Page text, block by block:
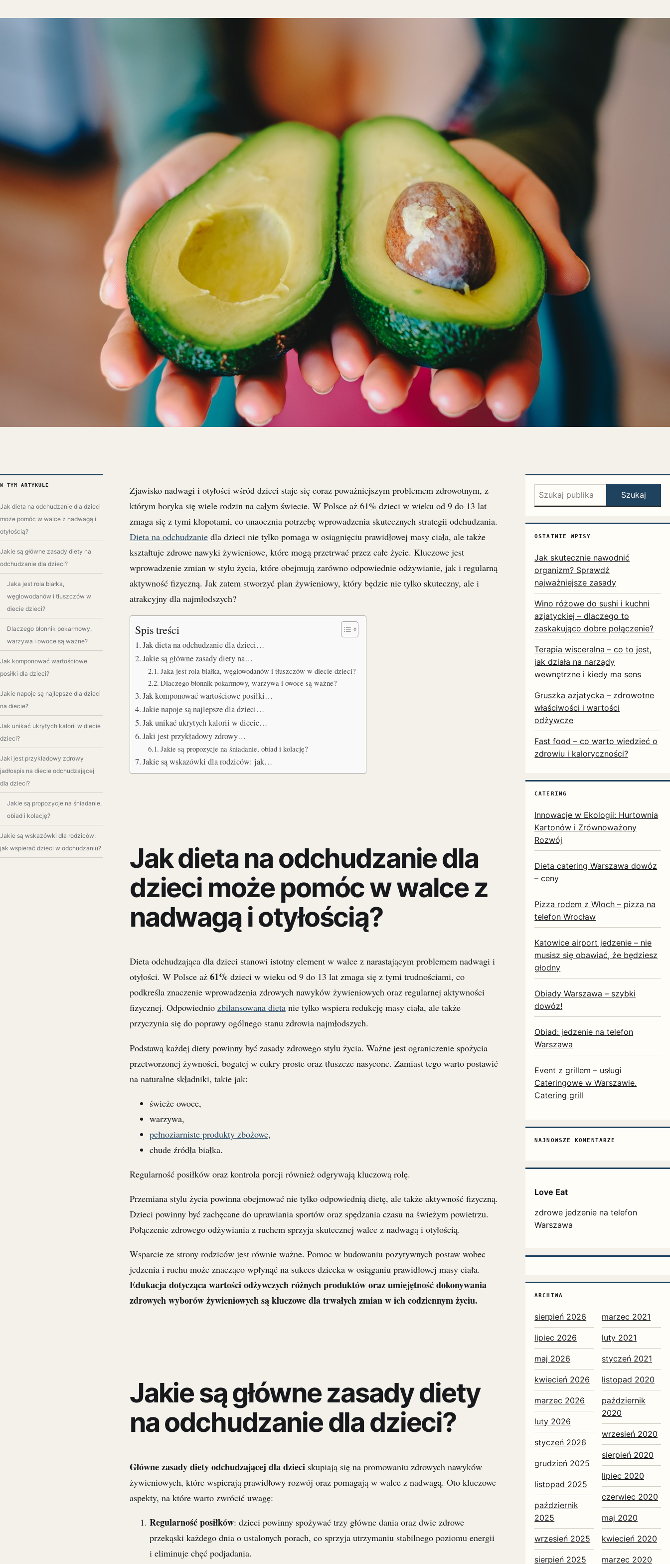
W TYM ARTYKULE
Jak dieta na odchudzanie dla dzieci
może pomóc w walce z nadwagą i
otyłością?
Jakie są główne zasady diety na
odchudzanie dla dzieci?
Jaka jest rola białka,
węglowodanów i tłuszczów w
diecie dzieci?
Dlaczego błonnik pokarmowy,
warzywa i owoce są ważne?
Jak komponować wartościowe
posiłki dla dzieci?
Jakie napoje są najlepsze dla dzieci
na diecie?
Jak unikać ukrytych kalorii w diecie
dzieci?
Jaki jest przykładowy zdrowy
jadłospis na diecie odchudzającej
dla dzieci?
Jakie są propozycje na śniadanie,
obiad i kolację?
Jakie są wskazówki dla rodziców:
jak wspierać dzieci w odchudzaniu?
Zjawisko nadwagi i otyłości wśród dzieci staje się coraz poważniejszym problemem zdrowotnym, z
którym boryka się wiele rodzin na całym świecie. W Polsce aż 61% dzieci w wieku od 9 do 13 lat
zmaga się z tymi kłopotami, co unaocznia potrzebę wprowadzenia skutecznych strategii odchudzania.
Dieta na odchudzaniedla dzieci nie tylko pomaga w osiągnięciu prawidłowej masy ciała, ale także
kształtuje zdrowe nawyki żywieniowe, które mogą przetrwać przez całe życie. Kluczowe jest
wprowadzenie zmian w stylu życia, które obejmują zarówno odpowiednie odżywianie, jak i regularną
aktywność fizyczną. Jak zatem stworzyć plan żywieniowy, który będzie nie tylko skuteczny, ale i
atrakcyjny dla najmłodszych?
Spis treści
Jak dieta na odchudzanie dla dzieci…
Jakie są główne zasady diety na…
Jaka jest rola białka, węglowodanów i tłuszczów w diecie dzieci?
Dlaczego błonnik pokarmowy, warzywa i owoce są ważne?
Jak komponować wartościowe posiłki…
Jakie napoje są najlepsze dla dzieci…
Jak unikać ukrytych kalorii w diecie…
Jaki jest przykładowy zdrowy…
Jakie są propozycje na śniadanie, obiad i kolację?
Jakie są wskazówki dla rodziców: jak…
Jak dieta na odchudzanie dla
dzieci może pomóc w walce z
nadwagą i otyłością?
Dieta odchudzająca dla dzieci stanowi istotny element w walce z narastającym problemem nadwagi i
otyłości. W Polsce aż 61% dzieci w wieku od 9 do 13 lat zmaga się z tymi trudnościami, co
podkreśla znaczenie wprowadzenia zdrowych nawyków żywieniowych oraz regularnej aktywności
fizycznej. Odpowiednio zbilansowana dietanie tylko wspiera redukcję masy ciała, ale także
przyczynia się do poprawy ogólnego stanu zdrowia najmłodszych.
Podstawą każdej diety powinny być zasady zdrowego stylu życia. Ważne jest ograniczenie spożycia
przetworzonej żywności, bogatej w cukry proste oraz tłuszcze nasycone. Zamiast tego warto postawić
na naturalne składniki, takie jak:
świeże owoce,
warzywa,
pełnoziarniste produkty zbożowe,
chude źródła białka.
Regularność posiłków oraz kontrola porcji również odgrywają kluczową rolę.
Przemiana stylu życia powinna obejmować nie tylko odpowiednią dietę, ale także aktywność fizyczną.
Dzieci powinny być zachęcane do uprawiania sportów oraz spędzania czasu na świeżym powietrzu.
Połączenie zdrowego odżywiania z ruchem sprzyja skutecznej walce z nadwagą i otyłością.
Wsparcie ze strony rodziców jest równie ważne. Pomoc w budowaniu pozytywnych postaw wobec
jedzenia i ruchu może znacząco wpłynąć na sukces dziecka w osiąganiu prawidłowej masy ciała.
Edukacja dotycząca wartości odżywczych różnych produktów oraz umiejętność dokonywania
zdrowych wyborów żywieniowych są kluczowe dla trwałych zmian w ich codziennym życiu.
Jakie są główne zasady diety
na odchudzanie dla dzieci?
Główne zasady diety odchudzającej dla dzieci skupiają się na promowaniu zdrowych nawyków
żywieniowych, które wspierają prawidłowy rozwój oraz pomagają w walce z nadwagą. Oto kluczowe
aspekty, na które warto zwrócić uwagę:
Regularność posiłków: dzieci powinny spożywać trzy główne dania oraz dwie zdrowe
przekąski każdego dnia o ustalonych porach, co sprzyja utrzymaniu stabilnego poziomu energii
i eliminuje chęć podjadania.
Szukaj: Szukaj
OSTATNIE WPISY
Jak skutecznie nawodnić
organizm? Sprawdź
najważniejsze zasady
Wino różowe do sushi i kuchni
azjatyckiej – dlaczego to
zaskakująco dobre połączenie?
Terapia wisceralna – co to jest,
jak działa na narządy
wewnętrzne i kiedy ma sens
Gruszka azjatycka – zdrowotne
właściwości i wartości
odżywcze
Fast food – co warto wiedzieć o
zdrowiu i kaloryczności?
CATERING
Innowacje w Ekologii: Hurtownia
Kartonów i Zrównoważony
Rozwój
Dieta catering Warszawa dowóz
– ceny
Pizza rodem z Włoch – pizza na
telefon Wrocław
Katowice airport jedzenie – nie
musisz się obawiać, że będziesz
głodny
Obiady Warszawa – szybki
dowóz!
Obiad: jedzenie na telefon
Warszawa
Event z grillem – usługi
Cateringowe w Warszawie.
Catering grill
NAJNOWSZE KOMENTARZE
Love Eat
zdrowe jedzenie na telefon
Warszawa
ARCHIWA
sierpień 2026
lipiec 2026
maj 2026
kwiecień 2026
marzec 2026
luty 2026
styczeń 2026
grudzień 2025
listopad 2025
październik
2025
wrzesień 2025
sierpień 2025
marzec 2021
luty 2021
styczeń 2021
listopad 2020
październik
2020
wrzesień 2020
sierpień 2020
lipiec 2020
czerwiec 2020
maj 2020
kwiecień 2020
marzec 2020